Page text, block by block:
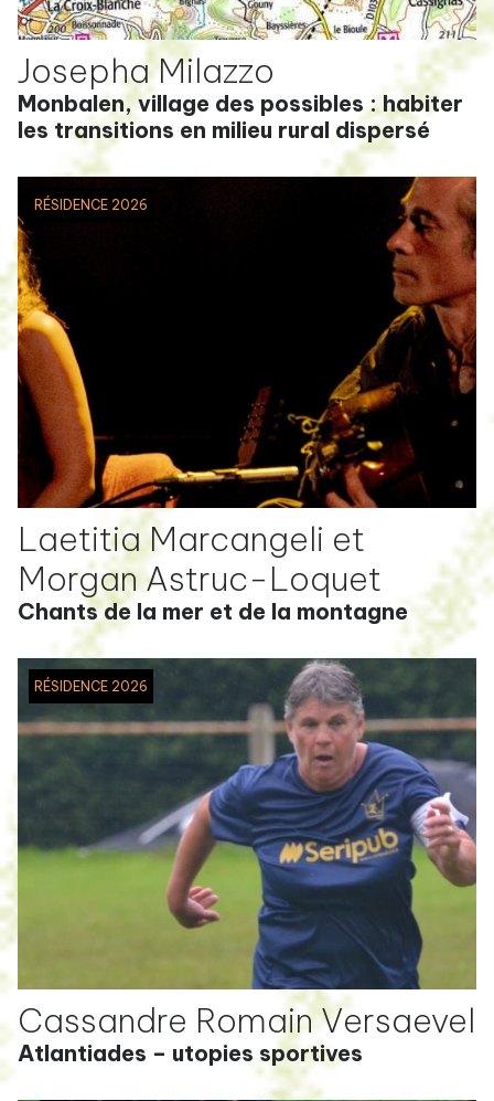
Josepha Milazzo
Monbalen, village des possibles : habiter
les transitions en milieu rural dispersé
RÉSIDENCE 2026
Laetitia Marcangeli et
Morgan Astruc-Loquet
Chants de la mer et de la montagne
RÉSIDENCE 2026
Cassandre Romain Versaevel
Atlantiades – utopies sportives